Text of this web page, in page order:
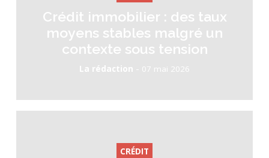
Crédit immobilier : des taux
moyens stables malgré un
contexte sous tension
La rédaction - 07 mai 2026
CRÉDIT